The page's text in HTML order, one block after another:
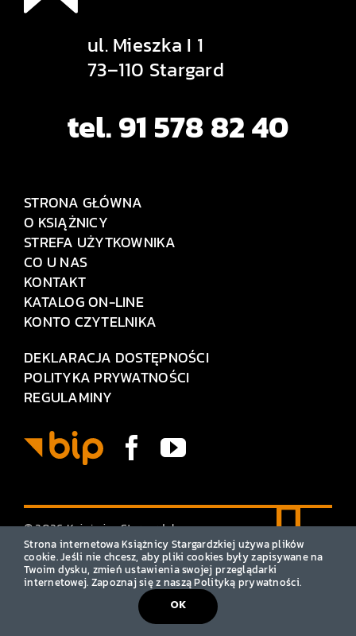
ul. Mieszka I 1
73–110 Stargard
tel. 91 578 82 40
STRONA GŁÓWNA
O KSIĄŻNICY
STREFA UŻYTKOWNIKA
CO U NAS
KONTAKT
KATALOG ON-LINE
KONTO CZYTELNIKA
DEKLARACJA DOSTĘPNOŚCI
POLITYKA PRYWATNOŚCI
REGULAMINY
© 2026 Książnica Stargardzka
• Wszelkie prawa zastrzeżone
Strona internetowa Książnicy Stargardzkiej używa plików
cookie. Jeśli nie chcesz, aby pliki cookies były zapisywane na
Twoim dysku, zmień ustawienia swojej przeglądarki
internetowej. Zapoznaj się z naszą Polityką prywatności.
OK